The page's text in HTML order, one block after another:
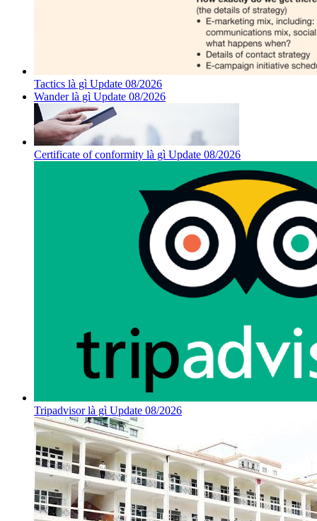
Tactics là gì Update 08/2026
Wander là gì Update 08/2026
Certificate of conformity là gì Update 08/2026
Tripadvisor là gì Update 08/2026